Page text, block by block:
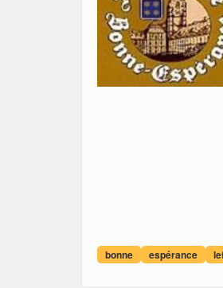
bonne espérance